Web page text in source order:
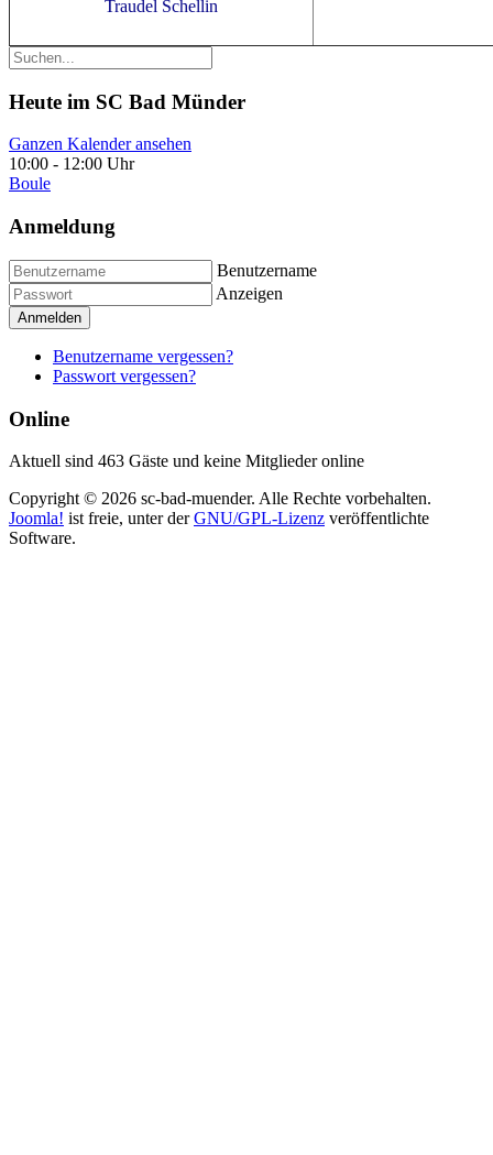
Traudel Schellin
Heute im SC Bad Münder
Ganzen Kalender ansehen
10:00 - 12:00 Uhr
Boule
Anmeldung
Benutzername
Anzeigen
Anmelden
Benutzername vergessen?
Passwort vergessen?
Online
Aktuell sind 463 Gäste und keine Mitglieder online
Copyright © 2026 sc-bad-muender. Alle Rechte vorbehalten.
Joomla! ist freie, unter derGNU/GPL-Lizenz veröffentlichte
Software.